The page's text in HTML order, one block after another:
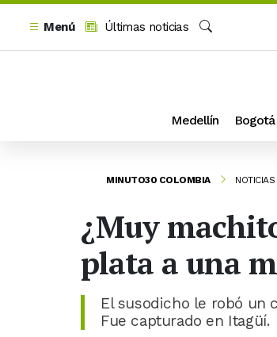
Menú
Últimas noticias
Medellín Bogotá
MINUTO30 COLOMBIA
¿Muy
plata a una
El susodicho le robó un
Fue capturado en Itagüí.